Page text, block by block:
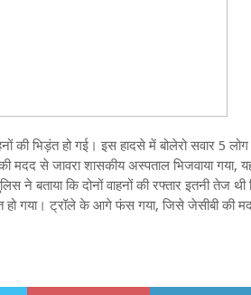
की भिड़ंत हो गई। इस हादसे में बोलेरो सवार 5
मदद से जावरा शासकीय अस्पताल भिजवाया गया,
बताया कि दोनों वाहनों की रफ्तार इतनी तेज थी
हो गया। ट्रॉले के आगे फंस गया, जिसे जेसीबी की